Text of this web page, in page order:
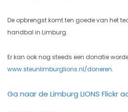
De opbrengst komt ten goede van het
handbal in Limburg.
Er kan ook nog steeds een donatie
www.steunlimburglions.nl/doneren.
Ga naar de Limburg LIONS Flickr